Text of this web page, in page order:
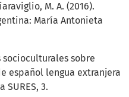
M. A. (2016).
María Antonieta
socioculturales sobre
español lengua extranjera
SURES, 3.